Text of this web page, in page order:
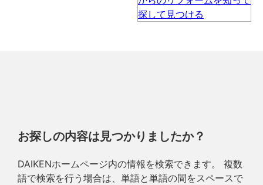
お探しの内容は見つかりましたか？
DAIKENホームページ内の情報を検索できます。 複数
語で検索を行う場合は、単語と単語の間をスペースで